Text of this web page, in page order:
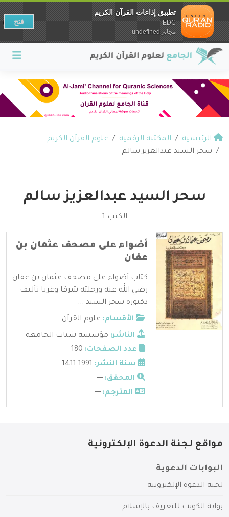
الرئيسية المكتبة الرقمية
علوم القرآن الكريم
سحر السيد عبدالعزيز سالم
سحر السيد عبدالعزيز سالم
الكتب 1
أضواء على مصحف عثمان بن
عفان
كتاب أضواء على مصحف عثمان بن عفان
رضي الله عنه ورحلته شرقا وغربا تأليف
دكتورة سحر السيد ...
الأقسام: علوم القرآن
الناشر: مؤسسة شباب الجامعة
عدد الصفحات:
سنة النشر:
المحقق: ---
المترجم: ---
مواقع لجنة الدعوة الإلكترونية
البوابات الدعوية
لجنة الدعوة الإلكترونية
بوابة الكويت للتعريف بالإسلام
تطبيق إذاعات القرآن الكريم
EDC
مجانيundefined
فتح